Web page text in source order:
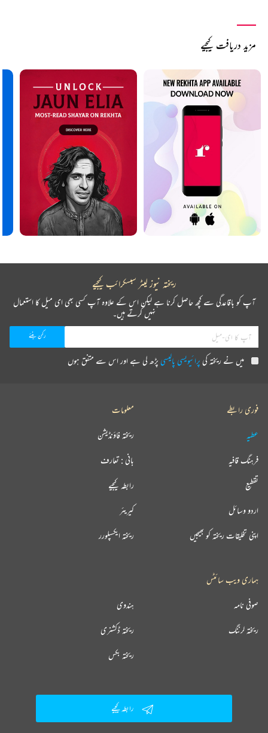
مزید دریافت کیجیے
ریختہ نیوز لیٹر سبسکرائب کیجیے
آپ کو باقاعدگی سے کچھ حاصل کرنا ہے لیکن اس کے علاوہ آپ کسی بھی ای میل کا استعمال
نہیں کرتے ہیں۔
میں نے ریختہ کیپرائیویسی پالیسیپڑھ لی ہے اور اس سے متفق ہوں
فوری رابطے
عطیہ
فرہنگ قافیہ
تقطیع
اردو وسائل
اپنی تخلیقات ریختہ کو بھیجیں
معلومات
ریختہ فاؤنڈیشن
بانی : تعارف
رابطہ کیجیے
کیریئر
ریختہ ایکسپلورر
ہماری ویب سائٹس
ہندوی صوفی نامہ
ریختہ ڈکشنری ریختہ لرننگ
ریختہ بکس
رابطہ کیجیے